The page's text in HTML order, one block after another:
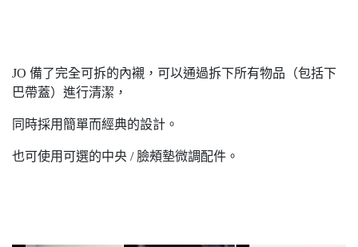
JO 備了完全可拆的內襯，可以通過拆下所有物品（包括下
巴帶蓋）進行清潔，
同時採用簡單而經典的設計。
也可使用可選的中央 / 臉頰墊微調配件。